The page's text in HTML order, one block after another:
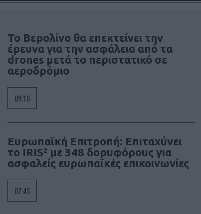
Το Βερολίνο θα επεκτείνει την
έρευνα για την ασφάλεια από τα
drones μετά το περιστατικό σε
αεροδρόμιο
09:10
Ευρωπαϊκή Επιτροπή: Επιταχύνει
το IRIS² με 348 δορυφόρους για
ασφαλείς ευρωπαϊκές επικοινωνίες
07:45